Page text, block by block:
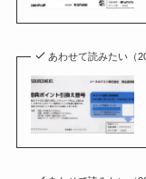
あわせて読みたい（